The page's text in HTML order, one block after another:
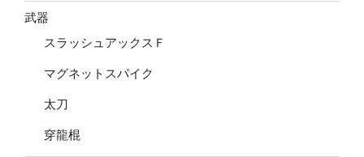
武器
スラッシュアックスＦ
マグネットスパイク
太刀
穿龍棍